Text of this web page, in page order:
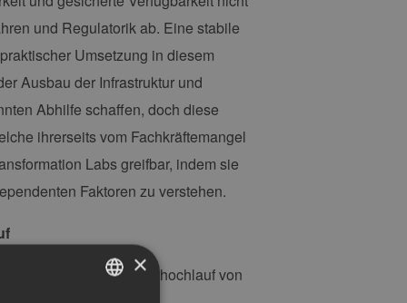
und Regulatorik ab. Eine stabile
Umsetzung in diesem
Ausbau der Infrastruktur und
Abhilfe schaffen, doch diese
ihrerseits vom Fachkräftemangel
Labs greifbar, indem sie
Faktoren zu verstehen.
um den Markthochlauf von
×